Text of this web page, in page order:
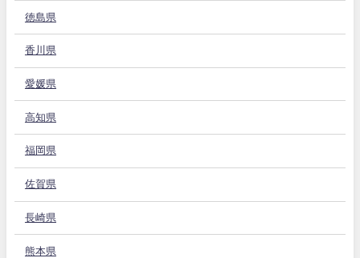
徳島県
香川県
愛媛県
高知県
福岡県
佐賀県
長崎県
熊本県